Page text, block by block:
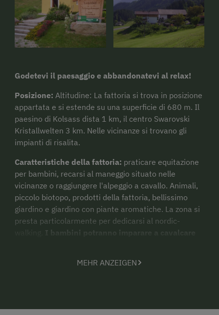
Godetevi il paesaggio e abbandonatevi al relax!
Posizione: Altitudine: La fattoria si trova in posizione
appartata e si estende su una superficie di 680 m. Il
paesino di Kolsass dista 1 km, il centro Swarovski
Kristallwelten 3 km. Nelle vicinanze si trovano gli
impianti di risalita.
Caratteristiche della fattoria: praticare equitazione
per bambini, recarsi al maneggio situato nelle
vicinanze o raggiungere l'alpeggio a cavallo. Animali,
piccolo biotopo, prodotti della fattoria, bellissimo
giardino e giardino con piante aromatiche. La zona si
presta particolarmente per dedicarsi al nordic-
I bambini potranno imparare a cavalcare
MEHR ANZEIGEN